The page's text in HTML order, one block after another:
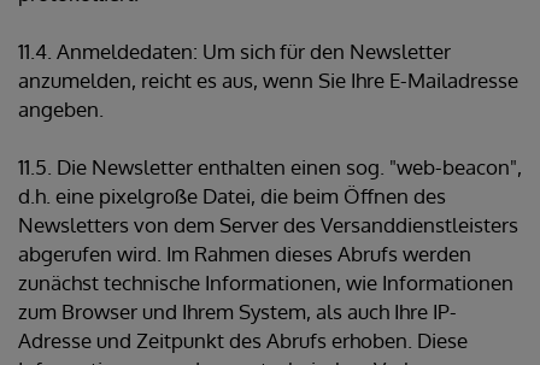
11.4. Anmeldedaten: Um sich für den Newsletter
anzumelden, reicht es aus, wenn Sie Ihre E-Mailadresse
angeben.
11.5. Die Newsletter enthalten einen sog. "web-beacon",
d.h. eine pixelgroße Datei, die beim Öffnen des
Newsletters von dem Server des Versanddienstleisters
abgerufen wird. Im Rahmen dieses Abrufs werden
zunächst technische Informationen, wie Informationen
zum Browser und Ihrem System, als auch Ihre IP-
Adresse und Zeitpunkt des Abrufs erhoben. Diese